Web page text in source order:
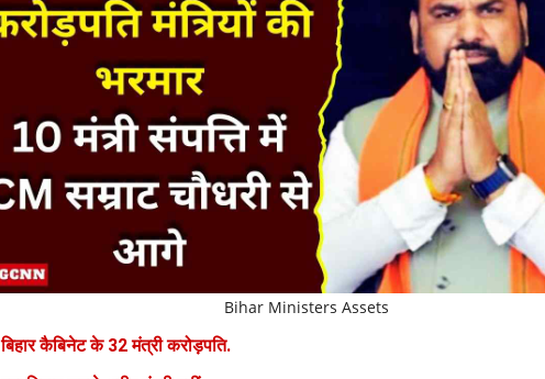
Bihar Ministers Assets
बिहार कैबिनेट के 32 मंत्री करोड़पति.